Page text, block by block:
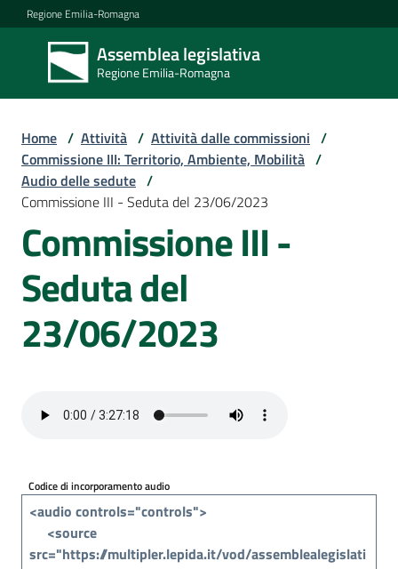
Vai al contenuto
Vai alla navigazione
Vai al footer
Regione Emilia-Romagna
Assemblea legislativa
Regione Emilia-Romagna
Assemblea
legislativa
Regione Emilia-
Assemblea
Attività
Argomenti
Per
cittadini
Home / Attività / Attività dalle commissioni /
Commissione III: Territorio, Ambiente, Mobilità /
Audio delle sedute /
Commissione III - Seduta del 23/06/2023
Commissione III -
Seduta del
23/06/2023
Codice di incorporamento audio